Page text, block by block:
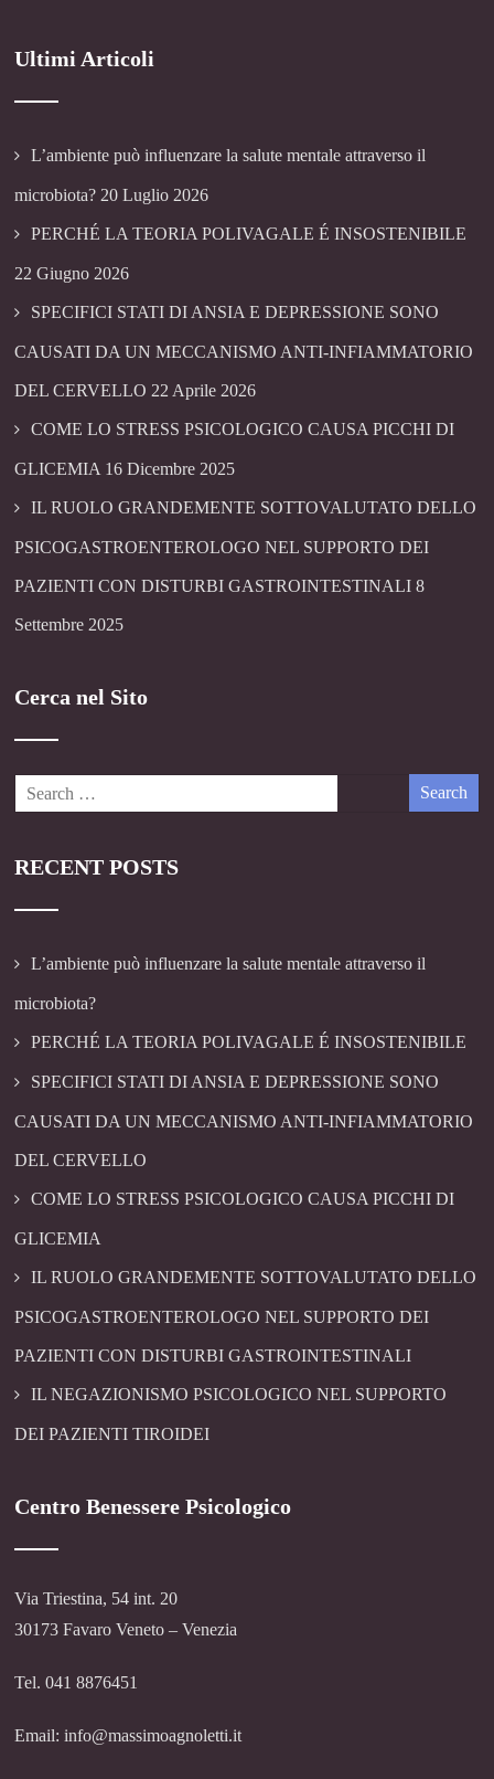
Ultimi Articoli
L’ambiente può influenzare la salute mentale attraverso il
microbiota? 20 Luglio 2026
PERCHÉ LA TEORIA POLIVAGALE É INSOSTENIBILE
22 Giugno 2026
SPECIFICI STATI DI ANSIA E DEPRESSIONE SONO
CAUSATI DA UN MECCANISMO ANTI-INFIAMMATORIO
DEL CERVELLO 22 Aprile 2026
COME LO STRESS PSICOLOGICO CAUSA PICCHI DI
GLICEMIA 16 Dicembre 2025
IL RUOLO GRANDEMENTE SOTTOVALUTATO DELLO
PSICOGASTROENTEROLOGO NEL SUPPORTO DEI
PAZIENTI CON DISTURBI GASTROINTESTINALI 8
Settembre 2025
Cerca nel Sito
RECENT POSTS
L’ambiente può influenzare la salute mentale attraverso il
microbiota?
PERCHÉ LA TEORIA POLIVAGALE É INSOSTENIBILE
SPECIFICI STATI DI ANSIA E DEPRESSIONE SONO
CAUSATI DA UN MECCANISMO ANTI-INFIAMMATORIO
DEL CERVELLO
COME LO STRESS PSICOLOGICO CAUSA PICCHI DI
GLICEMIA
IL RUOLO GRANDEMENTE SOTTOVALUTATO DELLO
PSICOGASTROENTEROLOGO NEL SUPPORTO DEI
PAZIENTI CON DISTURBI GASTROINTESTINALI
IL NEGAZIONISMO PSICOLOGICO NEL SUPPORTO
DEI PAZIENTI TIROIDEI
Centro Benessere Psicologico
Via Triestina, 54 int. 20
30173 Favaro Veneto – Venezia
Tel. 041 8876451
Email: info@massimoagnoletti.it